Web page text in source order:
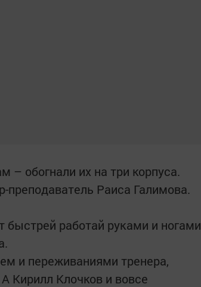
– обогнали их на три корпуса.
преподаватель Раиса Галимова.
работай руками и
и переживаниями тренера,
Кирилл Клочков и вовсе